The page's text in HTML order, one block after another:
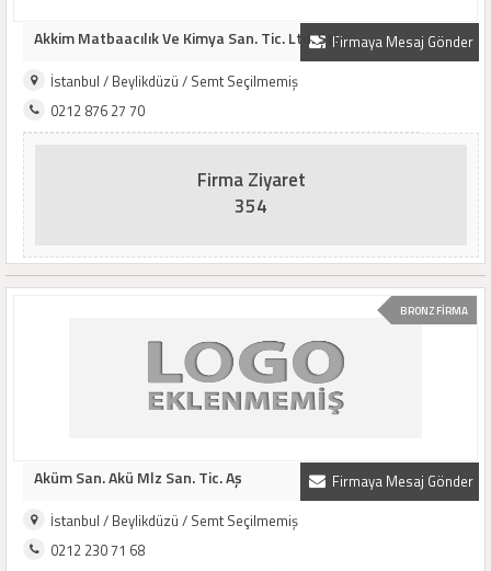
Firmaya Mesaj Gönder
Akkim Matbaacılık Ve Kimya San. Tic. Ltd. Şti.
İstanbul / Beylikdüzü / Semt Seçilmemiş
0212 876 27 70
Firma Ziyaret
354
BRONZ FİRMA
Firmaya Mesaj Gönder
Aküm San. Akü Mlz San. Tic. Aş
İstanbul / Beylikdüzü / Semt Seçilmemiş
0212 230 71 68